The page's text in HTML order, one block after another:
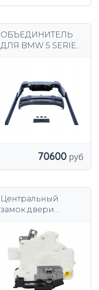
ОБЪЕДИНИТЕЛЬ
ДЛЯ BMW 5 SERIES
70600
Центральный
замок двери